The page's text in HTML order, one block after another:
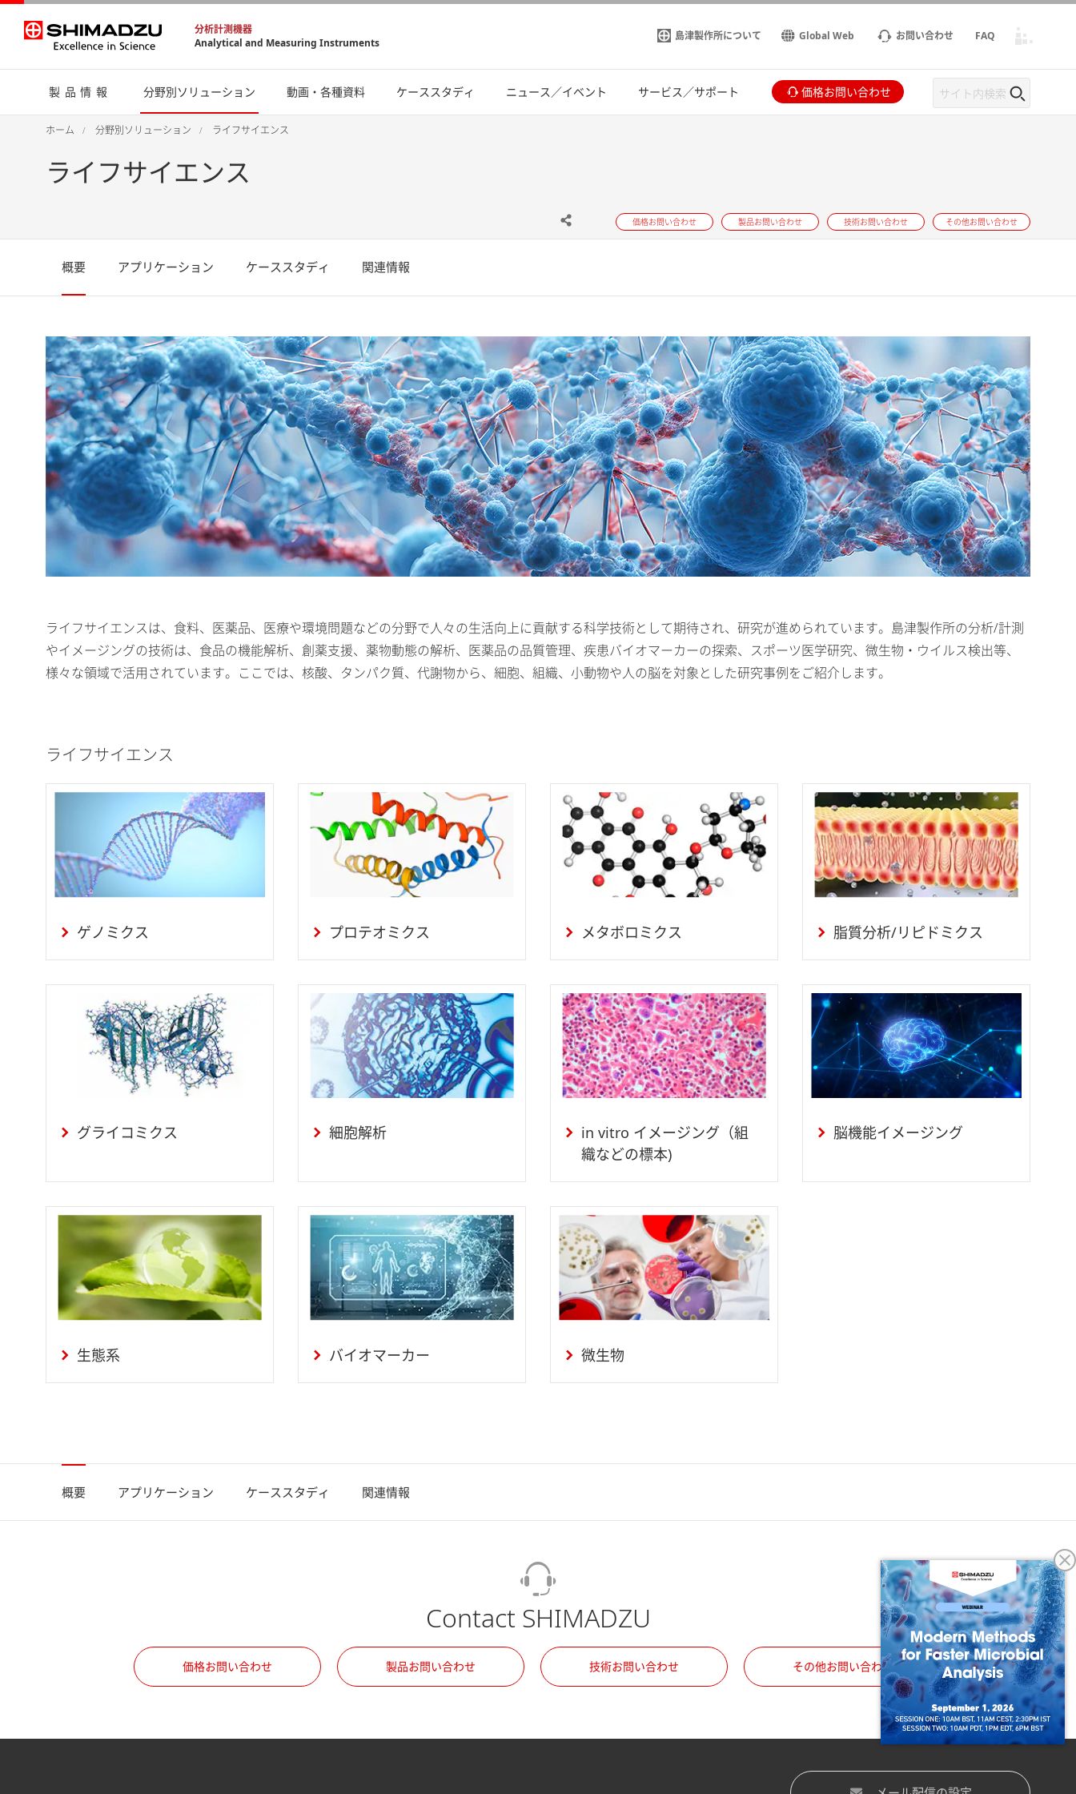
分析計測機器
Analytical and Measuring Instruments
島津製作所について Global Web お問い合わせ FAQ
製品情報 分野別ソリューション 動画・各種資料 ケーススタディ ニュース／イベント サービス／サポート 価格お問い合わせ
ホーム 分野別ソリューション ライフサイエンス
ライフサイエンス
価格お問い合わせ 製品お問い合わせ 技術お問い合わせ その他お問い合わせ
概要 アプリケーション ケーススタディ 関連情報
ライフサイエンスは、食料、医薬品、医療や環境問題などの分野で人々の生活向上に貢献する科学技術として期待され、研究が進められています。島津製作所の分析/計測
やイメージングの技術は、食品の機能解析、創薬支援、薬物動態の解析、医薬品の品質管理、疾患バイオマーカーの探索、スポーツ医学研究、微生物・ウイルス検出等、
様々な領域で活用されています。ここでは、核酸、タンパク質、代謝物から、細胞、組織、小動物や人の脳を対象とした研究事例をご紹介します。
ライフサイエンス
ゲノミクス プロテオミクス メタボロミクス 脂質分析/リピドミクス
グライコミクス 細胞解析
in vitro イメージング（組
織などの標本)
脳機能イメージング
生態系 バイオマーカー 微生物
概要 アプリケーション ケーススタディ 関連情報
Contact SHIMADZU
価格お問い合わせ 製品お問い合わせ 技術お問い合わせ その他お問い合わせ